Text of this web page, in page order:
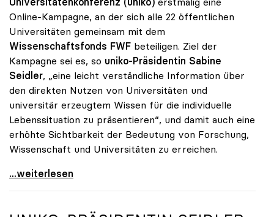
Online-Kampagne, an der sich alle 22 öffentlichen
Universitäten gemeinsam mit dem
Wissenschaftsfonds FWF beteiligen. Ziel der
Kampagne sei es, so uniko-Präsidentin Sabine
Seidler, „eine leicht verständliche Information über
den direkten Nutzen von Universitäten und
universitär erzeugtem Wissen für die individuelle
Lebenssituation zu präsentieren“, und damit auch eine
erhöhte Sichtbarkeit der Bedeutung von Forschung,
Wissenschaft und Universitäten zu erreichen.
Startschuss zur Online-Kampagne von Österreichs
...weiterlesen